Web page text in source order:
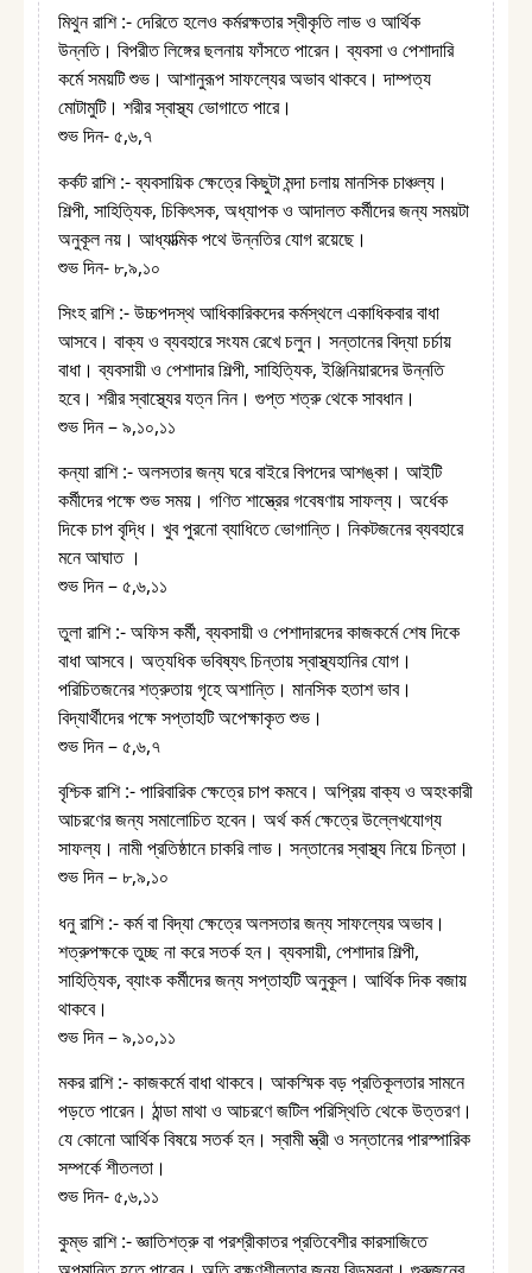
মিথুন রাশি :- দেরিতে হলেও কর্মরক্ষতার স্বীকৃতি লাভ ও আর্থিক
উন্নতি। বিপরীত লিঙ্গের ছলনায় ফাঁসতে পারেন। ব্যবসা ও পেশাদারি
কর্মে সময়টি শুভ। আশানুরূপ সাফল্যের অভাব থাকবে। দাম্পত্য
মোটামুটি। শরীর স্বাস্থ্য ভোগাতে পারে।
শুভ দিন- ৫,৬,৭
কর্কট রাশি :- ব্যবসায়িক ক্ষেত্রে কিছুটা মন্দা চলায় মানসিক চাঞ্চল্য।
শিল্পী, সাহিত্যিক, চিকিৎসক, অধ্যাপক ও আদালত কর্মীদের জন্য সময়টা
অনুকূল নয়। আধ্যাত্মিক পথে উন্নতির যোগ রয়েছে।
শুভ দিন- ৮,৯,১০
সিংহ রাশি :- উচ্চপদস্থ আধিকারিকদের কর্মস্থলে একাধিকবার বাধা
আসবে। বাক্য ও ব্যবহারে সংযম রেখে চলুন। সন্তানের বিদ্যা চর্চায়
বাধা। ব্যবসায়ী ও পেশাদার শিল্পী, সাহিত্যিক, ইঞ্জিনিয়ারদের উন্নতি
হবে। শরীর স্বাস্থ্যের যত্ন নিন। গুপ্ত শত্রু থেকে সাবধান।
শুভ দিন – ৯,১০,১১
কন্যা রাশি :- অলসতার জন্য ঘরে বাইরে বিপদের আশঙ্কা। আইটি
কর্মীদের পক্ষে শুভ সময়। গণিত শাস্ত্রের গবেষণায় সাফল্য। অর্ধেক
দিকে চাপ বৃদ্ধি। খুব পুরনো ব্যাধিতে ভোগান্তি। নিকটজনের ব্যবহারে
মনে আঘাত ‌।
শুভ দিন – ৫,৬,১১
তুলা রাশি :- অফিস কর্মী, ব্যবসায়ী ও পেশাদারদের কাজকর্মে শেষ দিকে
বাধা আসবে। অত্যধিক ভবিষ্যৎ চিন্তায় স্বাস্থ্যহানির যোগ।
পরিচিতজনের শত্রুতায় গৃহে অশান্তি। মানসিক হতাশ ভাব।
বিদ্যার্থীদের পক্ষে সপ্তাহটি অপেক্ষাকৃত শুভ।
শুভ দিন – ৫,৬,৭
বৃশ্চিক রাশি :- পারিবারিক ক্ষেত্রে চাপ কমবে। অপ্রিয় বাক্য ও অহংকারী
আচরণের জন্য সমালোচিত হবেন। অর্থ কর্ম ক্ষেত্রে উল্লেখযোগ্য
সাফল্য। নামী প্রতিষ্ঠানে চাকরি লাভ। সন্তানের স্বাস্থ্য নিয়ে চিন্তা।
শুভ দিন – ৮,৯,১০
ধনু রাশি :- কর্ম বা বিদ্যা ক্ষেত্রে অলসতার জন্য সাফল্যের অভাব।
শত্রুপক্ষকে তুচ্ছ না করে সতর্ক হন। ব্যবসায়ী, পেশাদার শিল্পী,
সাহিত্যিক, ব্যাংক কর্মীদের জন্য সপ্তাহটি অনুকূল। আর্থিক দিক বজায়
থাকবে।
শুভ দিন – ৯,১০,১১
মকর রাশি :- কাজকর্মে বাধা থাকবে। আকস্মিক বড় প্রতিকূলতার সামনে
পড়তে পারেন। ঠান্ডা মাথা ও আচরণে জটিল পরিস্থিতি থেকে উত্তরণ।
যে কোনো আর্থিক বিষয়ে সতর্ক হন। স্বামী স্ত্রী ও সন্তানের পারস্পারিক
সম্পর্কে শীতলতা।
শুভ দিন- ৫,৬,১১
কুম্ভ রাশি :- জ্ঞাতিশত্রু বা পরশ্রীকাতর প্রতিবেশীর কারসাজিতে